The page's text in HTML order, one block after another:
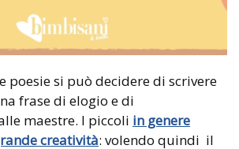
poesie si può decidere di scrivere
frase di elogio e di
maestre. I piccoli in genere
creatività: volendo quindi il